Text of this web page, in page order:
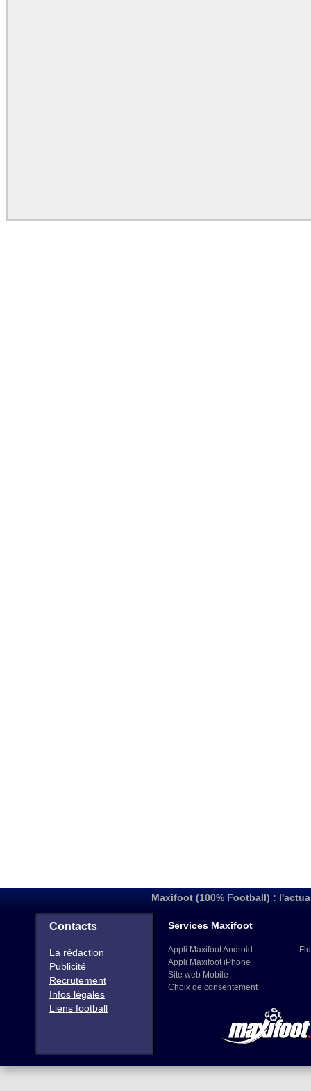
Maxifoot (100% Football) :
Contacts
La rédaction
Publicité
Recrutement
Infos légales
Liens football
Services Maxifoot
Appli Maxifoot Android
Appli Maxifoot iPhone
Site web Mobile
Choix de consentement